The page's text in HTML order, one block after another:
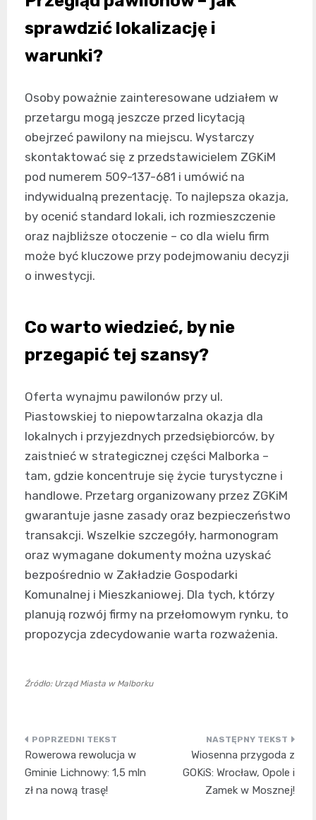
sprawdzić lokalizację i
warunki?
Osoby poważnie zainteresowane udziałem w
przetargu mogą jeszcze przed licytacją
obejrzeć pawilony na miejscu. Wystarczy
skontaktować się z przedstawicielem ZGKiM
pod numerem 509-137-681 i umówić na
indywidualną prezentację. To najlepsza okazja,
by ocenić standard lokali, ich rozmieszczenie
oraz najbliższe otoczenie – co dla wielu firm
może być kluczowe przy podejmowaniu decyzji
o inwestycji.
Co warto wiedzieć, by nie
przegapić tej szansy?
Oferta wynajmu pawilonów przy ul.
Piastowskiej to niepowtarzalna okazja dla
lokalnych i przyjezdnych przedsiębiorców, by
zaistnieć w strategicznej części Malborka –
tam, gdzie koncentruje się życie turystyczne i
handlowe. Przetarg organizowany przez ZGKiM
gwarantuje jasne zasady oraz bezpieczeństwo
transakcji. Wszelkie szczegóły, harmonogram
oraz wymagane dokumenty można uzyskać
bezpośrednio w Zakładzie Gospodarki
Komunalnej i Mieszkaniowej. Dla tych, którzy
planują rozwój firmy na przełomowym rynku, to
propozycja zdecydowanie warta rozważenia.
Źródło: Urząd Miasta w Malborku
Nawigacja
wpisu
Rowerowa rewolucja w
Gminie Lichnowy: 1,5 mln
zł na nową trasę!
Wiosenna przygoda z
GOKiS: Wrocław, Opole i
Zamek w Mosznej!